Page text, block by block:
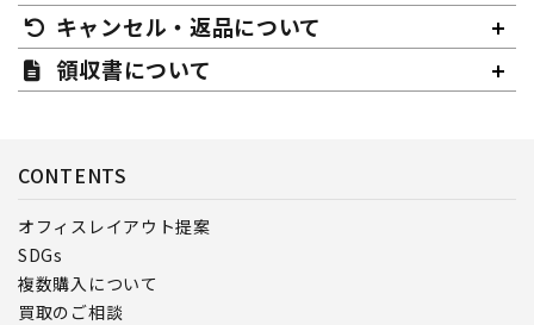
キャンセル・返品について
領収書について
CONTENTS
オフィスレイアウト提案
SDGs
複数購入について
買取のご相談